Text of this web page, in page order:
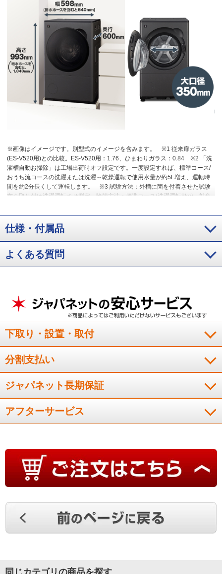
※画像はイメージです。別型式のイメージを含みます。
※1 従来扉ガラス
(ES-V520用)との比較。ES-V520用：1.76、ひまわりガラス：0.84
※2 「洗
濯槽自動お掃除」は工場出荷時オフ設定です。一度設定すれば、標準コース/
おうち流コースの洗濯または洗濯～乾燥運転で使用水量が約5L増え、運転時
間を約2分長くして運転します。
※3 試験方法：外槽に菌を付着させた試験
布を取り付け洗濯運転させ測定、除菌方法：標準コース(洗濯運転8kg)、対象
仕様・付属品
よくある質問
下取り・設置・取付
分割支払い
ジャパネット長期保証
アフターサービス